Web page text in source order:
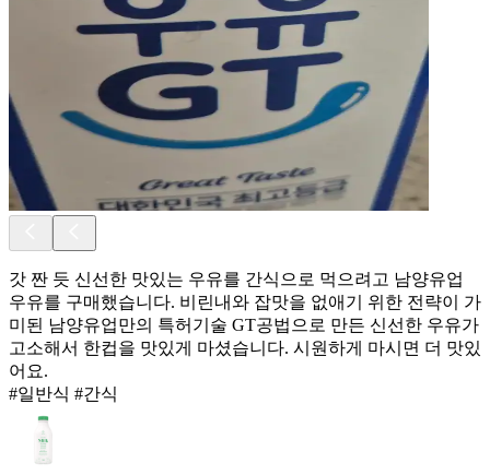
갓 짠 듯 신선한 맛있는 우유를 간식으로 먹으려고 남양유업
우유를 구매했습니다. 비린내와 잡맛을 없애기 위한 전략이 가
미된 남양유업만의 특허기술 GT공법으로 만든 신선한 우유가
고소해서 한컵을 맛있게 마셨습니다. 시원하게 마시면 더 맛있
어요.
#일반식 #간식